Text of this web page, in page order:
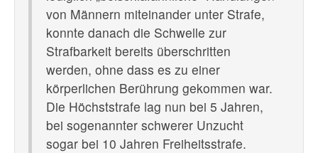
von Männern miteinander unter Strafe,
konnte danach die Schwelle zur
Strafbarkeit bereits überschritten
werden, ohne dass es zu einer
körperlichen Berührung gekommen war.
Die Höchststrafe lag nun bei 5 Jahren,
bei sogenannter schwerer Unzucht
sogar bei 10 Jahren Freiheitsstrafe.